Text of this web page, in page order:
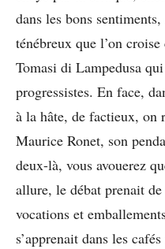
dans les bons
ténébreux que l’on
Tomasi di Lampedusa
progressistes. En face,
à la hâte, de factieux, on
Maurice Ronet, son
deux-là, vous avouerez
allure, le débat prenait
vocations et
s’apprenait dans les